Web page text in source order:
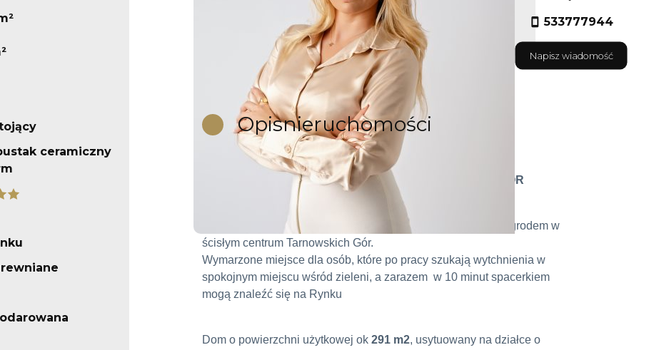
ceramiczny
533777944
Napisz wiadomość
Opisnieruchomości
DOM WOLNOSTOJĄCY W CENTRUM TARNOWSKICH GÓR
Funkcjonalny dom z dużymi przeszkleniami i malowniczym ogrodem w
ścisłym centrum Tarnowskich Gór.
Wymarzone miejsce dla osób, które po pracy szukają wytchnienia w
spokojnym miejscu wśród zieleni, a zarazem w 10 minut spacerkiem
mogą znaleźć się na Rynku
Dom o powierzchni użytkowej ok 291 m2, usytuowany na działce o